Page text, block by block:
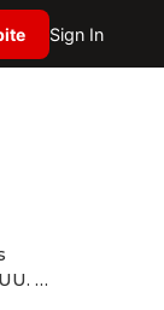
Sign In
y